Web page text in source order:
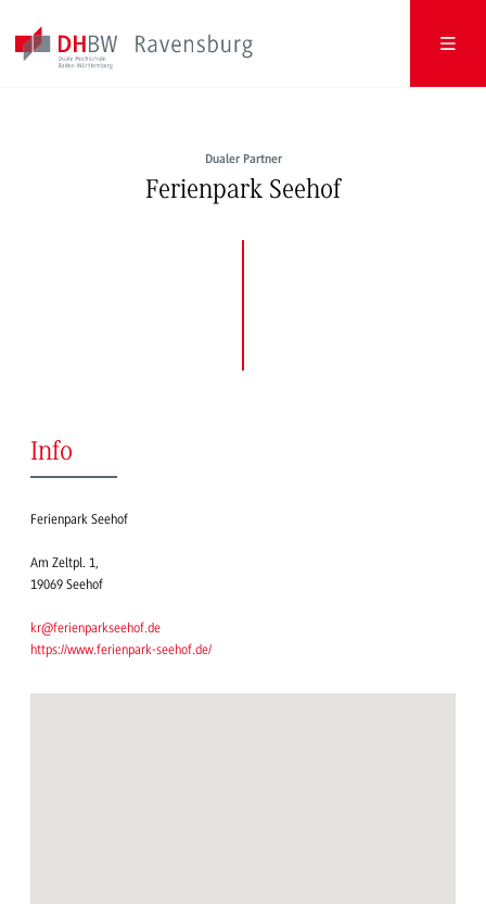
Dualer Partner
Ferienpark Seehof
Info
Ferienpark Seehof
Am Zeltpl. 1,
19069 Seehof
kr@ferienparkseehof.de
https://www.ferienpark-seehof.de/